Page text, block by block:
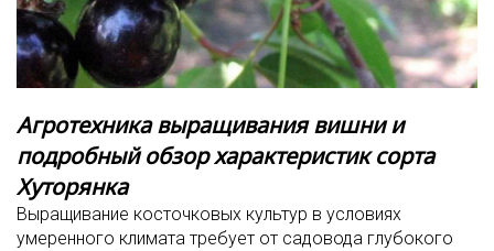
Агротехника выращивания вишни и
подробный обзор характеристик сорта
Хуторянка
Выращивание косточковых культур в условиях
умеренного климата требует от садовода глубокого